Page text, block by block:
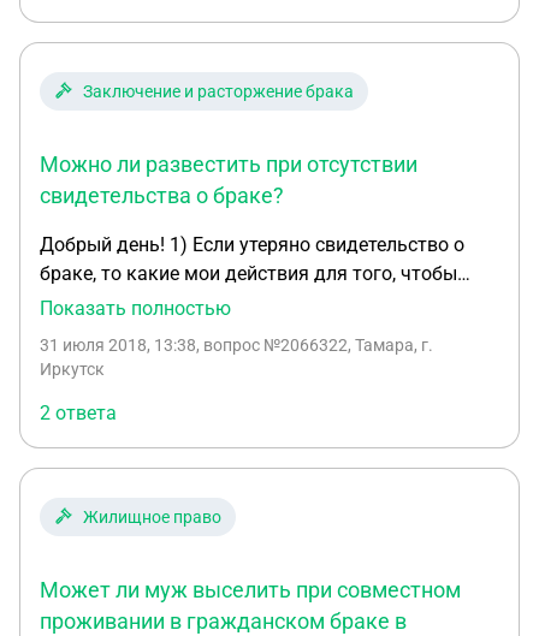
Заключение и расторжение брака
Можно ли развестить при отсутствии
свидетельства о браке?
Добрый день! 1) Если утеряно свидетельство о
браке, то какие мои действия для того, чтобы
развестить? (при наличии общего ребенка и
поделить квартиру через суд, если она
другой супруг, и все документы на квартиру у
него? 3) Можно ли подать нjavascript:void(0)а
раздел имущества (автомобиль), если он был
приобретен до официальной регистрации брака,
на шестом году совместного проживания
другой супруг, сам автомобиль, и все документы
находятся у него.
Показать полностью
31 июля 2018, 13:38, вопрос №2066322, Тамара, г.
Иркутск
2 ответа
Жилищное право
Может ли муж выселить при совместном
проживании в гражданском браке в